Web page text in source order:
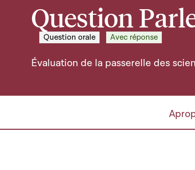
Question
Question orale Avec réponse
Évaluation de la passerelle des